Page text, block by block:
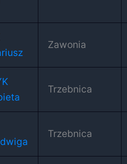
Zawonia
Trzebnica
Trzebnica